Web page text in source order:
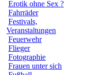
Erotik ohne Sex ?
Fahrräder
Festivals,
Veranstaltungen
Feuerwehr
Flieger
Fotographie
Frauen unter sich